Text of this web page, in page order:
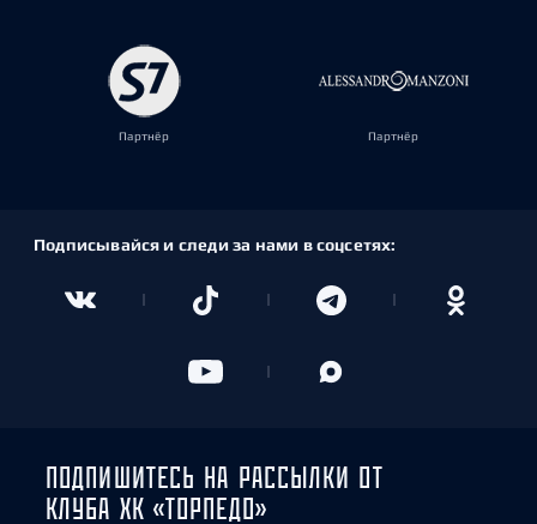
Партнёр Партнёр
Подписывайся и следи за нами в соцсетях:
ПОДПИШИТЕСЬ НА РАССЫЛКИ ОТ
КЛУБА ХК «ТОРПЕДО»